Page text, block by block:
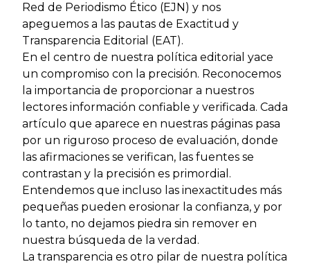
Red de Periodismo Ético (EJN) y nos
apeguemos a las pautas de Exactitud y
Transparencia Editorial (EAT).
En el centro de nuestra política editorial yace
un compromiso con la precisión. Reconocemos
la importancia de proporcionar a nuestros
lectores información confiable y verificada. Cada
artículo que aparece en nuestras páginas pasa
por un riguroso proceso de evaluación, donde
las afirmaciones se verifican, las fuentes se
contrastan y la precisión es primordial.
Entendemos que incluso las inexactitudes más
pequeñas pueden erosionar la confianza, y por
lo tanto, no dejamos piedra sin remover en
nuestra búsqueda de la verdad.
La transparencia es otro pilar de nuestra política